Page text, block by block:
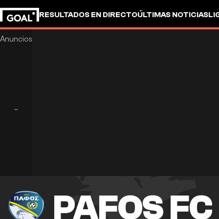
RESULTADOS EN DIRECTOÚLTIMAS NOTICIAS
PAFOS FC